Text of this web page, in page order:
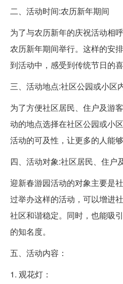
二、活动时间:农历新年期间
为了与农历新年的庆祝活动相
农历新年期间举行。这样的安
到活动中，感受到传统节日的喜
三、活动地点:社区公园或小区
为了方便社区居民、住户及游
动的地点选择在社区公园或小
活动的可及性，让更多的人能够
四、活动对象:社区居民、住户
迎新春游园活动的对象主要是
过举办这样的活动，可以增进
社区和谐稳定。同时，也能吸
的知名度。
五、活动内容：
1. 观花灯：